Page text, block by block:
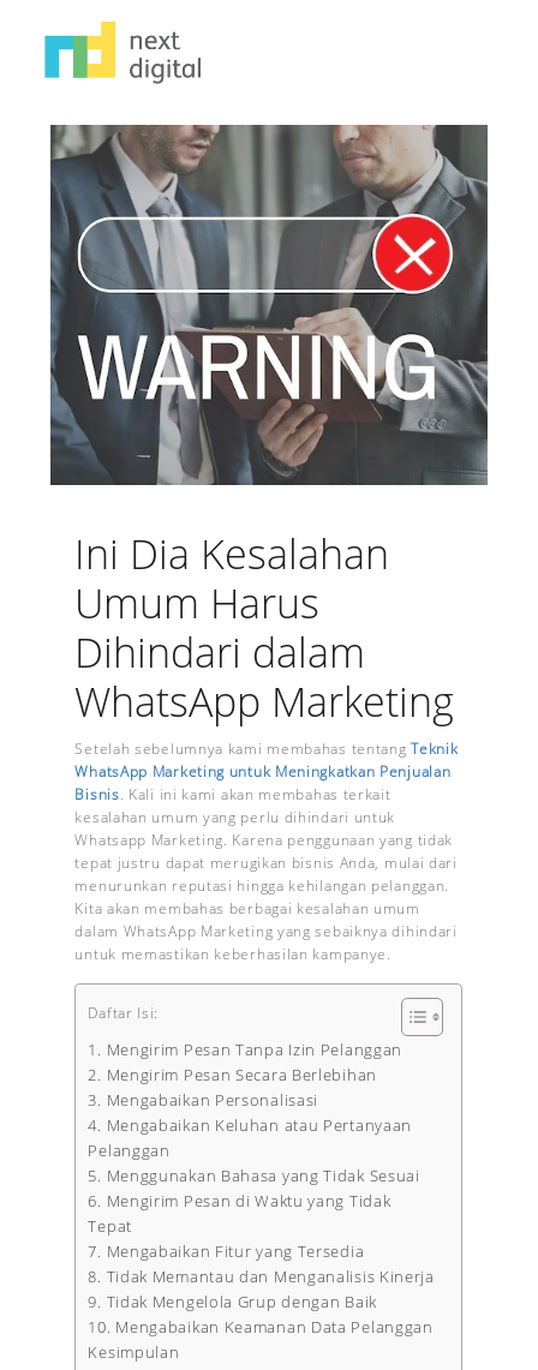
Ini Dia Kesalahan
Umum Harus
Dihindari dalam
WhatsApp Marketing
Setelah sebelumnya kami membahas tentangTeknik
WhatsApp Marketing untuk Meningkatkan Penjualan
Bisnis. Kali ini kami akan membahas terkait
kesalahan umum yang perlu dihindari untuk
Whatsapp Marketing. Karena penggunaan yang tidak
tepat justru dapat merugikan bisnis Anda, mulai dari
menurunkan reputasi hingga kehilangan pelanggan.
Kita akan membahas berbagai kesalahan umum
dalam WhatsApp Marketing yang sebaiknya dihindari
untuk memastikan keberhasilan kampanye.
Daftar Isi:
1. Mengirim Pesan Tanpa Izin Pelanggan
2. Mengirim Pesan Secara Berlebihan
3. Mengabaikan Personalisasi
4. Mengabaikan Keluhan atau Pertanyaan
Pelanggan
5. Menggunakan Bahasa yang Tidak Sesuai
6. Mengirim Pesan di Waktu yang Tidak
Tepat
7. Mengabaikan Fitur yang Tersedia
8. Tidak Memantau dan Menganalisis Kinerja
9. Tidak Mengelola Grup dengan Baik
10. Mengabaikan Keamanan Data Pelanggan
Kesimpulan